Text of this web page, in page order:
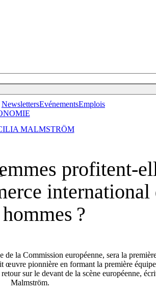
NewslettersEvénementsEmplois
profitent-
international
?
la Commission européenne, sera la
œuvre pionnière en formant la première
sur le devant de la scène européenne,
Malmström.
MALMSTRÖM